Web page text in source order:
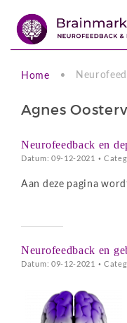
Home
Agnes
Neurofeedback en
Datum: 09-12-2021 •
Aan deze pagina
Neurofeedback en
Datum: 09-12-2021 •